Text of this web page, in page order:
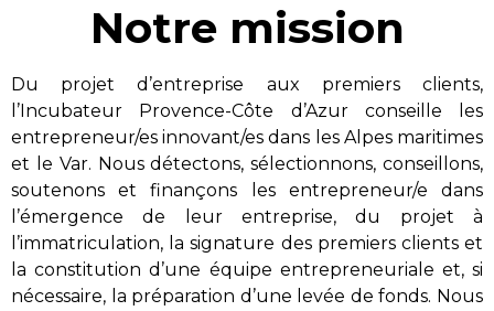
Notre mission
Du projet d’entreprise aux premiers clients,
l’Incubateur Provence-Côte d’Azur conseille les
entrepreneur/es innovant/es dans les Alpes maritimes
et le Var. Nous détectons, sélectionnons, conseillons,
soutenons et finançons les entrepreneur/e dans
l’émergence de leur entreprise, du projet à
l’immatriculation, la signature des premiers clients et
la constitution d’une équipe entrepreneuriale et, si
nécessaire, la préparation d’une levée de fonds. Nous